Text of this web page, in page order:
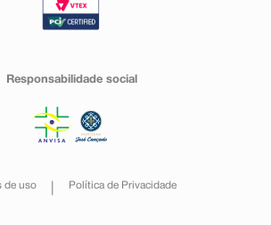
Responsabilidade social
de uso Política de Privacidade